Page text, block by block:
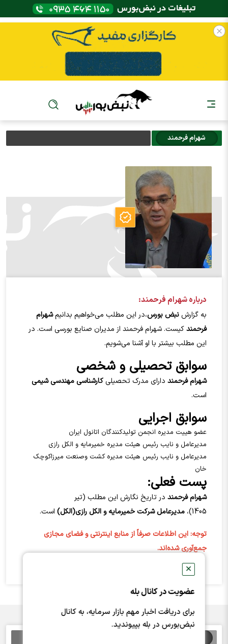
✕
عضویت در کانال بله
برای دریافت اخبار مهم بازار سرمایه، به کانال
نبض‌بورس در بله بپیوندید.
شهرام فرحمند
درباره شهرام فرحمند:
به گزارش نبض بورس،در این مطلب می‌خواهیم بدانیمشهرام
فرحمندکیست. شهرام فرحمند از مدیران صنایع بورسی است. در
این مطلب بیشتر با او آشنا می‌شویم.
سوابق تحصیلی و شخصی
شهرام فرحمند دارای مدرک تحصیلی کارشناسی مهندسی شیمی
است.
سوابق اجرایی
عضو هییت مدیره انجمن تولیدکنندگان اتانول ایران
مدیرعامل و نایب رئیس هیئت مدیره خمیرمایه و الکل رازی
مدیرعامل و نایب رئیس هیئت مدیره کشت وصنعت میرزاکوچک
خان
پست فعلی:
شهرام فرحمند در تاریخ نگارش این مطلب (تیر
1405)،
مدیرعاملشرکت خميرمايه و الکل رازي(الکل) است.
توجه: این اطلاعات صرفاً از منابع اینترنتی و فضای مجازی
جمع‌آوری شده‌اند.